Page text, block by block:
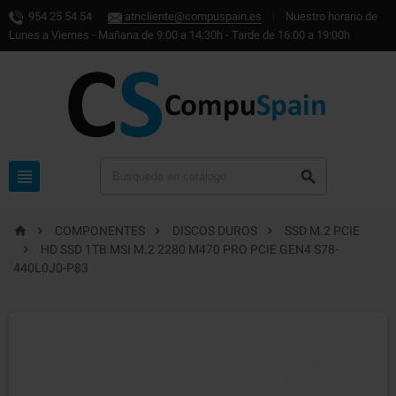
954 25 54 54 atncliente@compuspain.es
Nuestro horario de
Lunes a Viernes - Mañana de 9:00 a 14:30h - Tarde de 16:00 a 19:00h
 
  COMPONENTES  DISCOS DUROS 
SSD M.2 PCIE

HD SSD 1TB MSI M.2 2280 M470 PRO PCIE GEN4 S78-
440L0J0-P83